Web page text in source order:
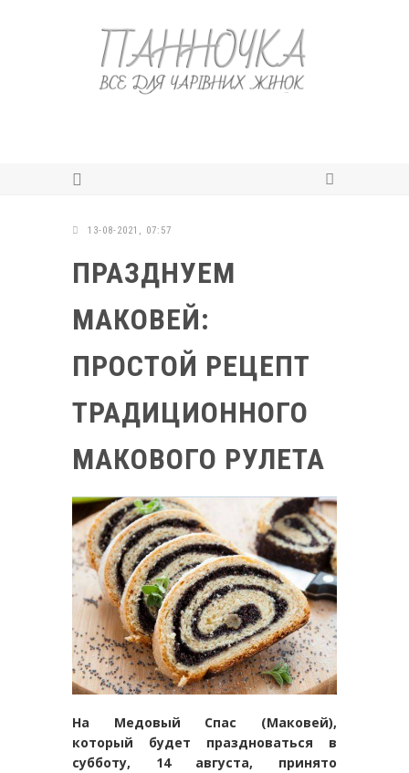
13-08-2021, 07:57
ПРАЗДНУЕМ
МАКОВЕЙ:
ПРОСТОЙ РЕЦЕПТ
ТРАДИЦИОННОГО
МАКОВОГО РУЛЕТА
На Медовый Спас (Маковей),
который будет праздноваться в
субботу, 14 августа, принято